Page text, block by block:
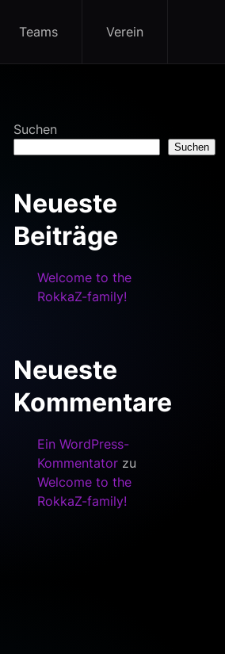
Teams Verein
Suchen
Suchen
Neueste
Beiträge
Welcome to the
RokkaZ-family!
Neueste
Kommentare
Ein WordPress-
Kommentator zu
Welcome to the
RokkaZ-family!